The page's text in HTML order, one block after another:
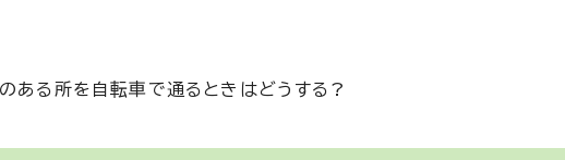
ある所を自転車で通るときはどうする?